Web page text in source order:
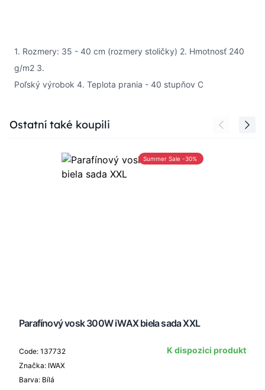
1. Rozmery: 35 - 40 cm (rozmery stoličky) 2. Hmotnosť 240
g/m2 3.
Poľský výrobok 4. Teplota prania - 40 stupňov C
Press to skip carousel
Ostatní také koupili
Summer Sale -30%
Parafínový vosk 300W iWAX biela sada XXL
Code: 137732
Značka: IWAX
Barva: Bílá
K dispozici produkt